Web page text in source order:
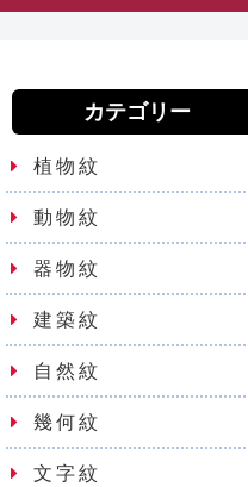
カテゴリー
植物紋
動物紋
器物紋
建築紋
自然紋
幾何紋
文字紋